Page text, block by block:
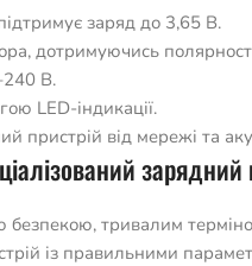
заряд до 3,65 В.
дотримуючись
В.
LED-індикації.
пристрій від мережі та
зарядний
безпекою, тривалим
із правильними